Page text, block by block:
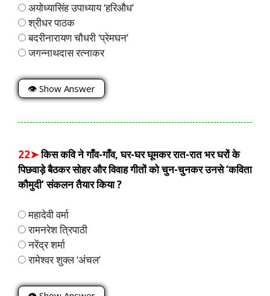
अयोध्यासिंह उपाध्याय ‘हरिऔध’
श्रीधर पाठक
बदरीनारायण चौधरी ‘प्रेमघन’
जगन्नाथदास रत्नाकर
👁 Show Answer
22➤किस कवि ने गाँव-गाँव, घर-घर घूमकर रात-रात भर घरों के
पिछवाड़े बैठकर सोहर और विवाह गीतों को चुन-चुनकर उनसे ‘कविता
कौमुदी’ संकलन तैयार किया ?
महादेवी वर्मा
रामनरेश त्रिपाठी
नरेंद्र शर्मा
रामेश्वर शुक्ल ‘अंचल’